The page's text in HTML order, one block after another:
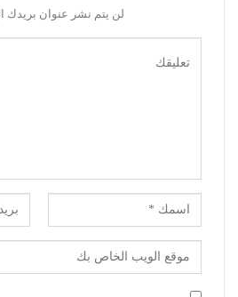
لن يتم نشر عنوان بريدك